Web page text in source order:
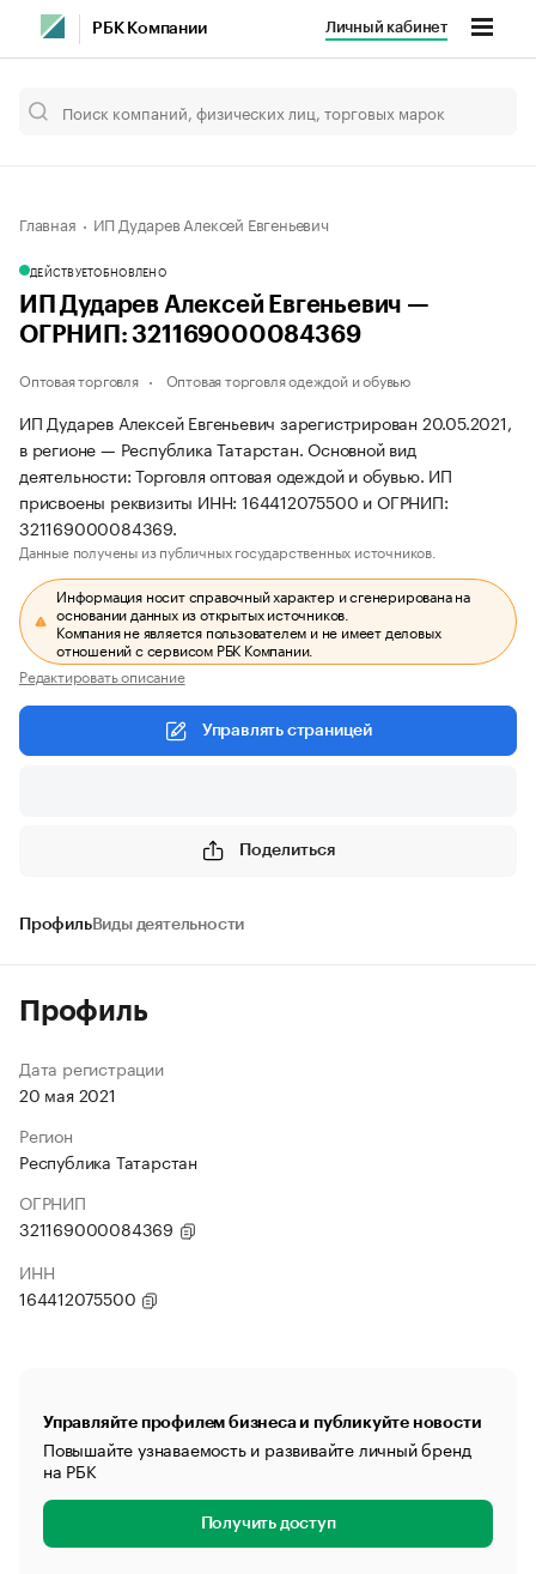
РБК Компании Личный кабинет
Главная ИП Дударев Алексей Евгеньевич
ДЕЙСТВУЕТОБНОВЛЕНО
ИП Дударев Алексей Евгеньевич —
ОГРНИП: 321169000084369
Оптовая торговля Оптовая торговля одеждой и обувью
ИП Дударев Алексей Евгеньевич зарегистрирован 20.05.2021,
в регионе — Республика Татарстан. Основной вид
деятельности: Торговля оптовая одеждой и обувью. ИП
присвоены реквизиты ИНН: 164412075500 и ОГРНИП:
321169000084369.
Данные получены из публичных государственных источников.
Информация носит справочный характер и сгенерирована на
основании данных из открытых источников.
Компания не является пользователем и не имеет деловых
отношений с сервисом РБК Компании.
Редактировать описание
Управлять страницей
Поделиться
ПрофильВиды деятельности
Профиль
Дата регистрации
20 мая 2021
Регион
Республика Татарстан
ОГРНИП
321169000084369
ИНН
164412075500
Управляйте профилем бизнеса и публикуйте новости
Повышайте узнаваемость и развивайте личный бренд
на РБК
Получить доступ